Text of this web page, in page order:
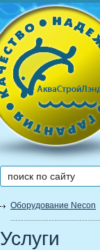
Оборудование Necon
Услуги